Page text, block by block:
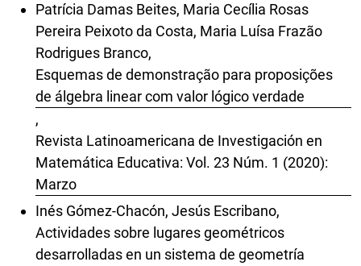
Patrícia Damas Beites, Maria Cecília Rosas
Pereira Peixoto da Costa, Maria Luísa Frazão
Rodrigues Branco,
Esquemas de demonstração para proposições
de álgebra linear com valor lógico verdade
,
Revista Latinoamericana de Investigación en
Matemática Educativa: Vol. 23 Núm. 1 (2020):
Marzo
Inés Gómez-Chacón, Jesús Escribano,
Actividades sobre lugares geométricos
desarrolladas en un sistema de geometría